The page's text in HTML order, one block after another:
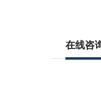
在线咨